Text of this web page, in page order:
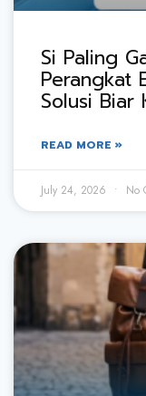
Si Paling
Perangkat
Solusi Biar
READ MORE »
July 24, 2026 No